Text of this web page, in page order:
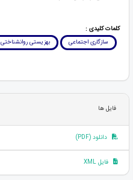
کلمات کلیدی :
سازگاری اجتماعی
بهزیستی روانشناختی
فایل ها
دانلود (PDF)
فایل XML